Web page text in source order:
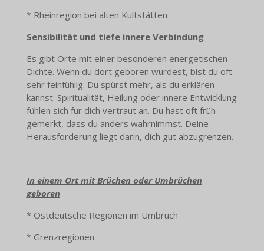
* Rheinregion bei alten Kultstätten
Sensibilität und tiefe innere Verbindung
Es gibt Orte mit einer besonderen energetischen
Dichte. Wenn du dort geboren wurdest, bist du oft
sehr feinfühlig. Du spürst mehr, als du erklären
kannst. Spiritualität, Heilung oder innere Entwicklung
fühlen sich für dich vertraut an. Du hast oft früh
gemerkt, dass du anders wahrnimmst. Deine
Herausforderung liegt darin, dich gut abzugrenzen.
In einem Ort mit Brüchen oder Umbrüchen
geboren
* Ostdeutsche Regionen im Umbruch
* Grenzregionen